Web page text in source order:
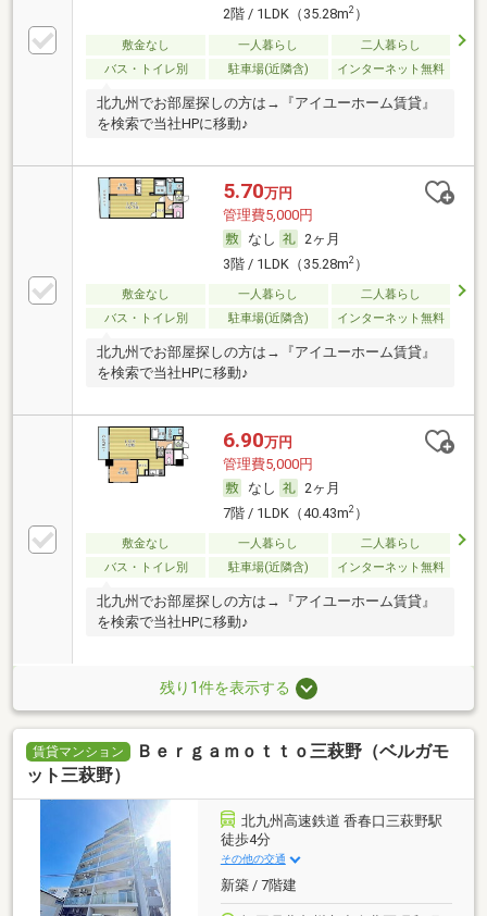
2階 / 1LDK（35.28m2）
敷金なし 一人暮らし
二人暮らし
バス・トイレ別
駐車場(近隣含) インターネット無料
北九州でお部屋探しの方は→『アイユーホーム賃貸』
を検索で当社HPに移動♪
5.70万円
管理費5,000円
なし
2ヶ月
3階 / 1LDK（35.28m2）
敷金なし 一人暮らし
二人暮らし
バス・トイレ別
駐車場(近隣含) インターネット無料
北九州でお部屋探しの方は→『アイユーホーム賃貸』
を検索で当社HPに移動♪
6.90万円
管理費5,000円
なし
2ヶ月
7階 / 1LDK（40.43m2）
敷金なし 一人暮らし
二人暮らし
バス・トイレ別
駐車場(近隣含) インターネット無料
北九州でお部屋探しの方は→『アイユーホーム賃貸』
を検索で当社HPに移動♪
残り1件を表示する
賃貸マンション
Ｂｅｒｇａｍｏｔｔｏ三萩野（ベルガモ
ット三萩野）
北九州高速鉄道 香春口三萩野駅
徒歩4分
その他の交通
新築 / 7階建